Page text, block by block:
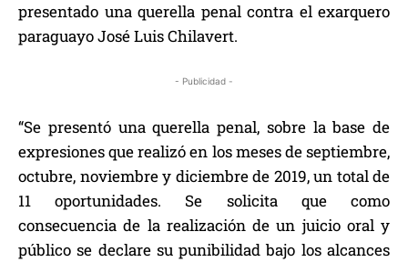
presentado una querella penal contra el exarquero
paraguayo José Luis Chilavert.
- Publicidad -
“Se presentó una querella penal, sobre la base de
expresiones que realizó en los meses de septiembre,
octubre, noviembre y diciembre de 2019, un total de
11 oportunidades. Se solicita que como
consecuencia de la realización de un juicio oral y
público se declare su punibilidad bajo los alcances